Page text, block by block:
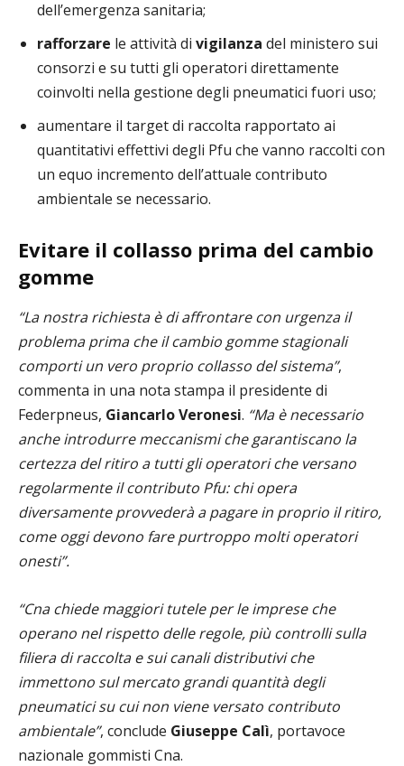
dell’emergenza sanitaria;
rafforzare le attività di vigilanza del ministero sui
consorzi e su tutti gli operatori direttamente
coinvolti nella gestione degli pneumatici fuori uso;
aumentare il target di raccolta rapportato ai
quantitativi effettivi degli Pfu che vanno raccolti con
un equo incremento dell’attuale contributo
ambientale se necessario.
Evitare il collasso prima del cambio
gomme
“La nostra richiesta è di affrontare con urgenza il
problema prima che il cambio gomme stagionali
comporti un vero proprio collasso del sistema”,
commenta in una nota stampa il presidente di
Federpneus, Giancarlo Veronesi. “Ma è necessario
anche introdurre meccanismi che garantiscano la
certezza del ritiro a tutti gli operatori che versano
regolarmente il contributo Pfu: chi opera
diversamente provvederà a pagare in proprio il ritiro,
comeoggidevono fare purtroppo molti operatori
onesti”.
“Cna chiede maggiori tutele per le imprese che
operano nel rispetto delle regole, più controlli sulla
filiera di raccolta e sui canali distributivi che
immettono sul mercato grandi quantità degli
pneumatici su cui non viene versato contributo
ambientale”, conclude Giuseppe Calì, portavoce
nazionale gommisti Cna.